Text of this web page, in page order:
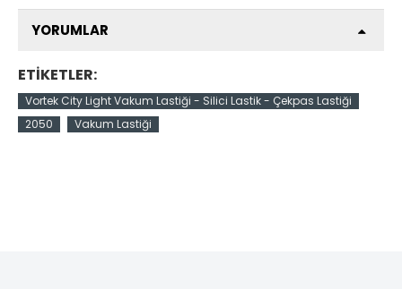
YORUMLAR
ETIKETLER:
Vortek City Light Vakum Lastiği - Silici Lastik - Çekpas Lastiği
2050
Vakum Lastiği